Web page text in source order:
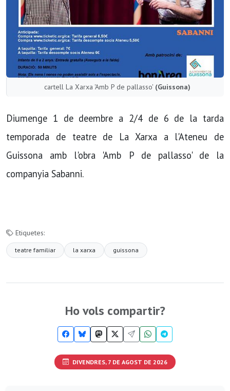
cartell La Xarxa 'Amb P de pallasso' (Guissona)
Diumenge 1 de deembre a 2/4 de 6 de la tarda
temporada de teatre de La Xarxa a l'Ateneu de
Guissona amb l'obra 'Amb P de pallasso' de la
companyia Sabanni.
Etiquetes:
teatre familiar la xarxa guissona
Ho vols compartir?
DIVENDRES, 7 DE AGOST DE 2026